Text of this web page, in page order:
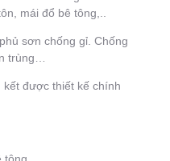
mái đổ bê tông,..
sơn chống gỉ. Chống
trùng…
kết được thiết kế chính